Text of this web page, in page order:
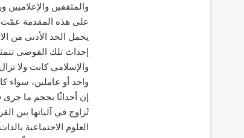
والمثقفين
على هذه المقدمة عمّت
يحمل الحد الأدنى من
إحداث تلك الفوضى
والإسلامي كانت ولا
واحد أو عاملين،
إن أحداثًا بحجم ما
تُزاوج في آلياتها بين
العلوم الاجتماعية